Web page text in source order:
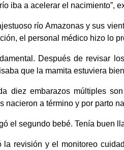
iba a acelerar el nacimiento”,
río Amazonas y sus
el personal médico hizo lo
Después de revisar
que la mamita estuviera
diez embarazos múltiples
nacieron a término y por parto
el segundo bebé. Tenía buen
la revisión y el monitoreo